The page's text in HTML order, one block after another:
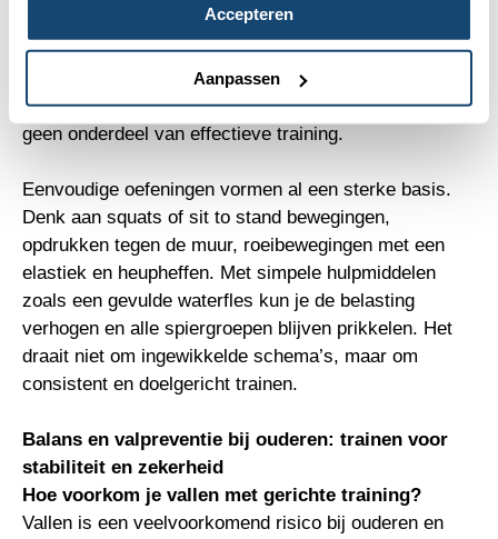
Accepteren
Aanpassen
Begin je net met krachttraining? Start dan met twee
sessies per week en focus op 8 tot 12 herhalingen per
oefening. Bouw dit rustig uit naar meerdere sets. De
laatste herhalingen mogen uitdagend zijn, maar pijn is
geen onderdeel van effectieve training.
Eenvoudige oefeningen vormen al een sterke basis.
Denk aan squats of sit to stand bewegingen,
opdrukken tegen de muur, roeibewegingen met een
elastiek en heupheffen. Met simpele hulpmiddelen
zoals een gevulde waterfles kun je de belasting
verhogen en alle spiergroepen blijven prikkelen. Het
draait niet om ingewikkelde schema’s, maar om
consistent en doelgericht trainen.
Balans en valpreventie bij ouderen: trainen voor
stabiliteit en zekerheid
Hoe voorkom je vallen met gerichte training?
Vallen is een veelvoorkomend risico bij ouderen en